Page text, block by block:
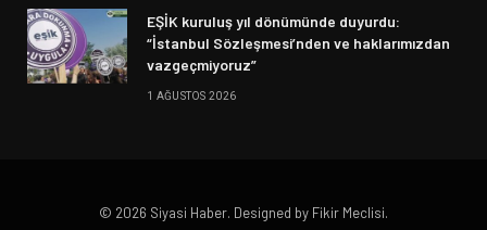
EŞİK kuruluş yıl dönümünde duyurdu:
“İstanbul Sözleşmesi’nden ve haklarımızdan
vazgeçmiyoruz”
1 AĞUSTOS 2026
© 2026 Siyasi Haber. Designed by Fikir Meclisi.